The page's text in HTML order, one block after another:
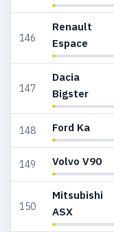
146
Renault
Espace
147
Dacia
Bigster
148 Ford Ka
149 Volvo V90
150
Mitsubishi
ASX